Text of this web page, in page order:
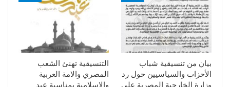
التنسيقية تهنئ الشعب
المصري والامة العربية
والاسلامية بمناسبة عيد
بيان من تنسيقية شباب
الأحزاب والسياسيين حول رد
وزارة الخارجية المصرية على